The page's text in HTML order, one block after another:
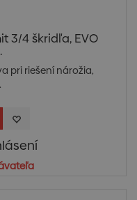
3/4 škridľa, EVO
pri riešení nárožia,